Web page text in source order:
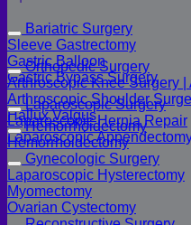
Bariatric Surgery
Sleeve Gastrectomy
Gastric Balloon
Gastric Bypass Surgery
Orthopedic Surgery
Arthroscopic Knee Surgery
Arthroscopic Shoulder
Hallux Valgus
Laparoscopic Surgery
Laparoscopic Hernia Repair
Laparoscopic
Hemorrhoidectomy
Hemorrhoidectomy
Gynecologic Surgery
Laparoscopic Hysterectomy
Myomectomy
Ovarian Cystectomy